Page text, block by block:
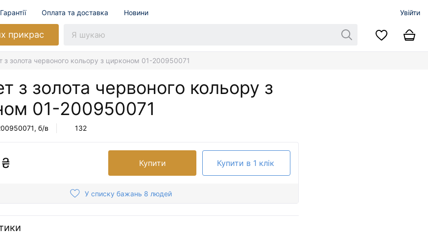
Гарантії Оплата та доставка Новини Увійти
прикрас
з золота червоного кольору з цирконом 01-200950071
з золота червоного кольору з
01-200950071
, б/в 132
Купити Купити в 1 клік
У списку бажань 8 людей